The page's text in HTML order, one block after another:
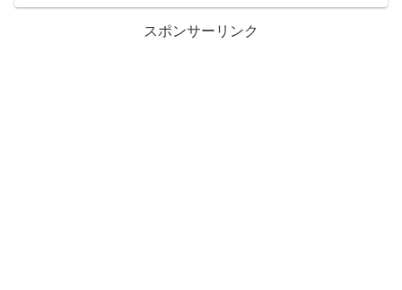
スポンサーリンク